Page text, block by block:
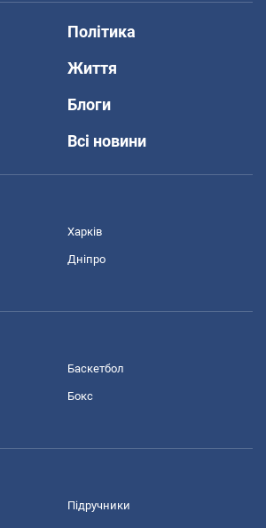
Політика
Життя
Блоги
Всі новини
Харків
Дніпро
Баскетбол
Бокс
Підручники